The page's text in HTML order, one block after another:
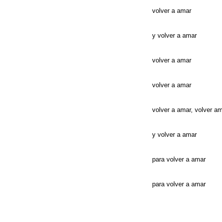
volver a amar
y volver a amar
volver a amar
volver a amar
volver a amar, volver
y volver a amar
para volver a amar
para volver a amar